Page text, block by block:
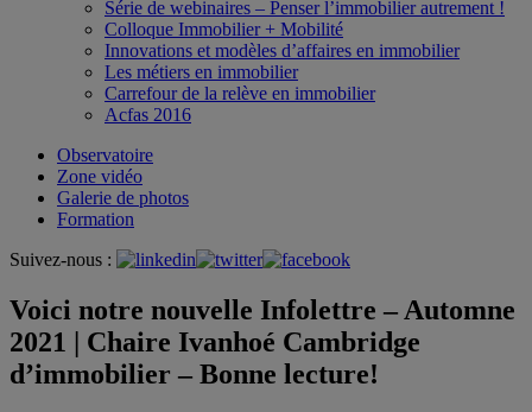
Série de webinaires – Penser l’immobilier autrement !
Colloque Immobilier + Mobilité
Innovations et modèles d’affaires en immobilier
Les métiers en immobilier
Carrefour de la relève en immobilier
Acfas 2016
Observatoire
Zone vidéo
Galerie de photos
Formation
Suivez-nous :
Voici notre nouvelle Infolettre – Automne
2021 | Chaire Ivanhoé Cambridge
d’immobilier – Bonne lecture!